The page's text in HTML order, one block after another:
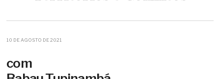
10 DE AGOSTO DE 2021
com